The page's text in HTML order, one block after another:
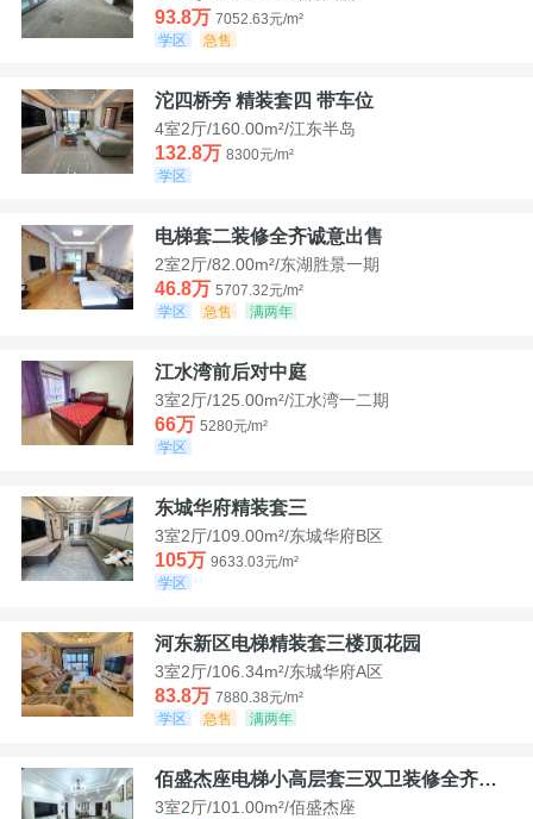
93.8万 7052.63元/m²
学区
急售
沱四桥旁 精装套四 带车位
4室2厅/160.00m²/江东半岛
132.8万 8300元/m²
学区
电梯套二装修全齐诚意出售
2室2厅/82.00m²/东湖胜景一期
46.8万 5707.32元/m²
学区
急售 满两年
江水湾前后对中庭
3室2厅/125.00m²/江水湾一二期
66万 5280元/m²
学区
东城华府精装套三
3室2厅/109.00m²/东城华府B区
105万 9633.03元/m²
学区
河东新区电梯精装套三楼顶花园
3室2厅/106.34m²/东城华府A区
83.8万 7880.38元/m²
学区
急售 满两年
佰盛杰座电梯小高层套三双卫装修全齐诚意出售
3室2厅/101.00m²/佰盛杰座